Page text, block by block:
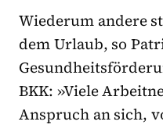
Wiederum andere
dem Urlaub, so
BKK: »Viele
Anspruch an sich,